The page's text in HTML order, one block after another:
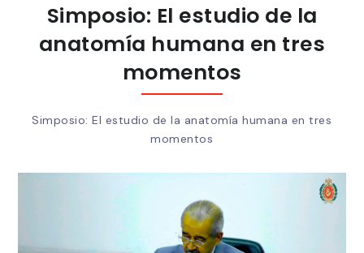
Simposio: El estudio de la
anatomía humana en tres
momentos
Simposio: El estudio de la anatomía humana en tres
momentos